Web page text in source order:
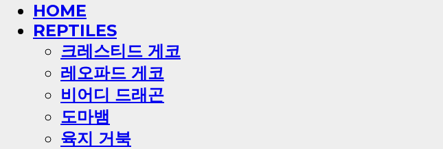
HOME
REPTILES
크레스티드 게코
레오파드 게코
비어디 드래곤
도마뱀
육지 거북